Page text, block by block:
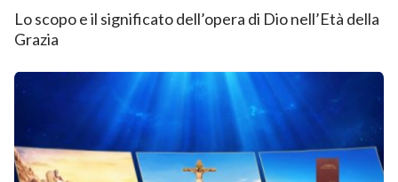
Lo scopo e il significato dell’opera di Dio nell’Età della
Grazia